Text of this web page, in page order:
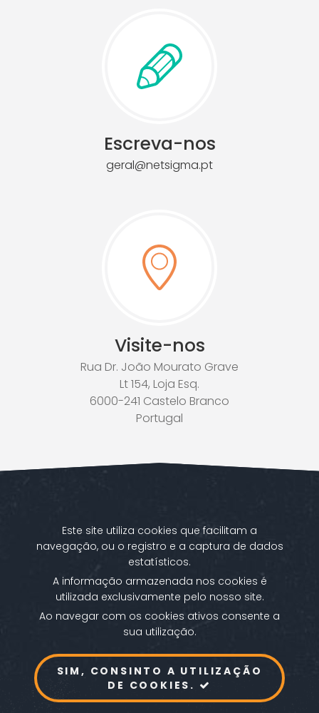
Este site utiliza cookies que facilitam a
navegação, ou o registro e a captura de dados
estatísticos.
A informação armazenada nos cookies é
utilizada exclusivamente pelo nosso site.
Ao navegar com os cookies ativos consente a
sua utilização.
SIM, CONSINTO A UTILIZAÇÃO
DE COOKIES.
Escreva-nos
geral@netsigma.pt
Visite-nos
Rua Dr. João Mourato Grave
Lt 154, Loja Esq.
6000-241 Castelo Branco
Portugal
Política de privacidade
Política de cookies
Avisos legais
Livro de Reclamações